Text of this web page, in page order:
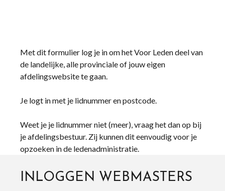
Met dit formulier log je in om het Voor Leden deel van
de landelijke, alle provinciale of jouw eigen
afdelingswebsite te gaan.
Je logt in met je lidnummer en postcode.
Weet je je lidnummer niet (meer), vraag het dan op bij
je afdelingsbestuur. Zij kunnen dit eenvoudig voor je
opzoeken in de ledenadministratie.
INLOGGEN WEBMASTERS